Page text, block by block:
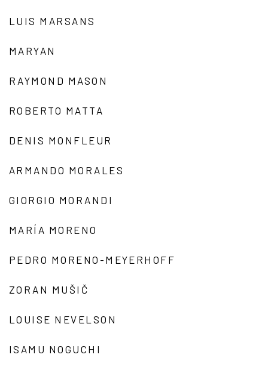
LUIS MARSANS
MARYAN
RAYMOND MASON
ROBERTO MATTA
DENIS MONFLEUR
ARMANDO MORALES
GIORGIO MORANDI
MARÍA MORENO
PEDRO MORENO-MEYERHOFF
ZORAN MUŠIČ
LOUISE NEVELSON
ISAMU NOGUCHI